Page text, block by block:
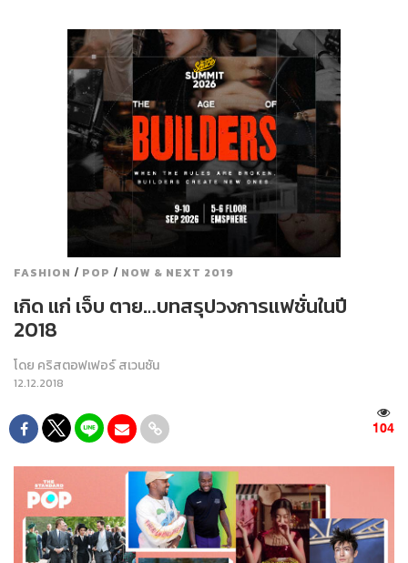
FASHION / POP / NOW & NEXT 2019
เกิด แก่ เจ็บ ตาย…บทสรุปวงการแฟชั่นในปี
2018
โดย คริสตอฟเฟอร์ สเวนซัน
12.12.2018
104